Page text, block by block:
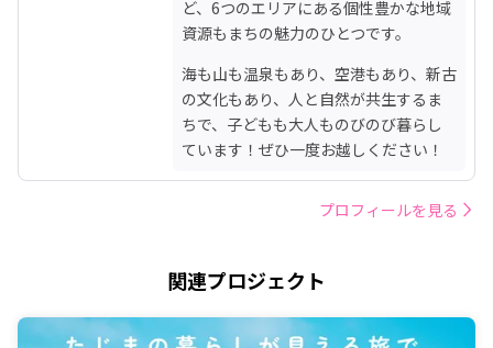
ど、6つのエリアにある個性豊かな地域
資源もまちの魅力のひとつです。
海も山も温泉もあり、空港もあり、新古
の文化もあり、人と自然が共生するま
ちで、子どもも大人ものびのび暮らし
ています！ぜひ一度お越しください！
プロフィールを見る
関連プロジェクト